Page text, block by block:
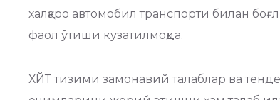
халқаро автомобил транспорти билан
фаол ўтиши кузатилмоқда.
ХЙТ тизими замонавий талаблар ва